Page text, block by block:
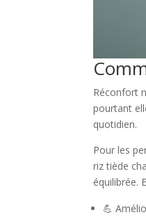
Réconfort
pourtant
quotidien.
Pour les
riz tiède
équilibrée.
💪